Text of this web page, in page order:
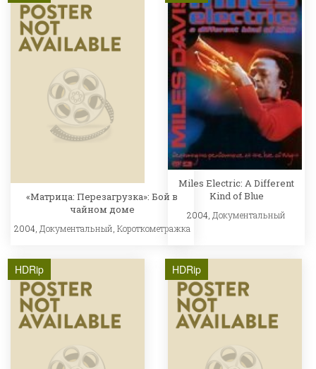
«Матрица: Перезагрузка»: Бой в
чайном доме
2004, Документальный Короткометражка
Miles Electric: A Different
Kind of Blue
2004, Документальный
HDRip HDRip